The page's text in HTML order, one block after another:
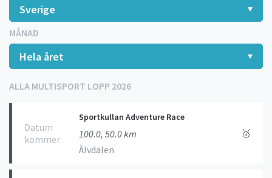
MÅNAD
ALLA MULTISPORT LOPP 2026
Datum
kommer
Sportkullan Adventure Race
100.0, 50.0 km
Älvdalen
🥇